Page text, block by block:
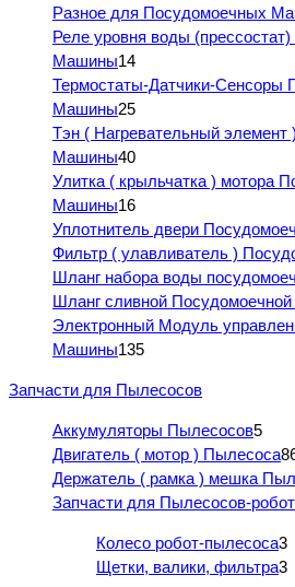
Разное для Посудомоечных
Реле уровня воды
Машины14
Термостаты-Датчики-Сенсоры
Машины25
Тэн ( Нагревательный
Машины40
Улитка ( крыльчатка ) мотора
Машины16
Уплотнитель двери
Фильтр ( улавливатель )
Шланг набора воды
Шланг сливной
Электронный Модуль
Машины135
Запчасти для Пылесосов
Аккумуляторы Пылесосов5
Двигатель ( мотор ) Пылесоса
Держатель ( рамка ) мешка
Запчасти для Пылесосов-
Колесо робот-пылесоса3
Щетки, валики, фильтра3